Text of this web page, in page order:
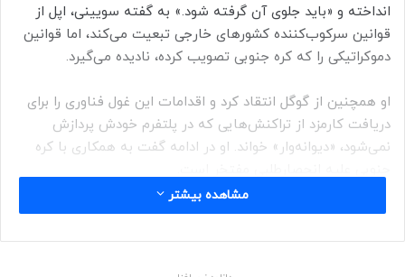
انداخته و «باید جلوی آن گرفته شود.» به گفته سویینی، اپل از
قوانین سرکوب‌کننده کشورهای خارجی تبعیت می‌کند، اما قوانین
دموکراتیکی را که کره جنوبی تصویب کرده، نادیده می‌گیرد.
او همچنین از گوگل انتقاد کرد و اقدامات این غول فناوری را برای
دریافت کارمزد از تراکنش‌هایی که در پلتفرم خودش پردازش
نمی‌شود، «دیوانه‌وار» خواند. او در ادامه گفت به همکاری با کره
مقاله‌ی مرتبط:
مشاهده بیشتر